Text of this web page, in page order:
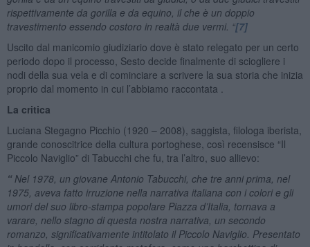
rispettivamente da gorilla e da equino, il che è un doppio
travestimento essendo costoro in realtà due vermi. “[7]
Uscito dal manicomio giudiziario dove è stato relegato per un certo
periodo dopo il processo, Sesto decide finalmente di sciogliere i
nodi della sua vela e di cominciare a scrivere la sua storia che inizia
proprio dal momento in cui l’abbiamo raccontata .
La critica
Luciana Stegagno Picchio (1920 – 2008), saggista, filologa iberista,
grande conoscitrice della cultura portoghese, così recensisce “Il
Piccolo Naviglio” di Tabucchi che fu, tra l’altro, suo allievo:
“Nel 1978, un giovane Antonio Tabucchi, che tre anni prima, nel
1975, aveva fatto irruzione nella narrativa italiana con i colori e gli
umori del suo libro-stampa popolare Piazza d’Italia, tornava a
varare, nello stagno di questa nostra narrativa, un secondo
romanzo, significativamente intitolato il Piccolo Naviglio. Presentato